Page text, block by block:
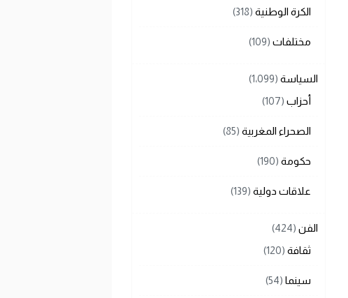
الكرة الوطنية (318)
مختلفات (109)
السياسة (1٬099)
أحزاب (107)
الصحراء المغربية (85)
حكومة (190)
علاقات دولية (139)
الفن (424)
ثقافة (120)
سينما (54)